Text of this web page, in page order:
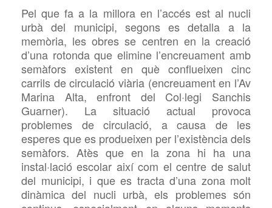
Pel que fa a la millora en l’accés est al nucli
urbà del municipi, segons es detalla a la
memòria, les obres se centren en la creació
d’una rotonda que elimine l’encreuament amb
semàfors existent en què conflueixen cinc
carrils de circulació viària (encreuament en l’Av
Marina Alta, enfront del Col·legi Sanchis
Guarner). La situació actual provoca
problemes de circulació, a causa de les
esperes que es produeixen per l’existència dels
semàfors. Atès que en la zona hi ha una
instal·lació escolar així com el centre de salut
del municipi, i que es tracta d’una zona molt
dinàmica del nucli urbà, els problemes són